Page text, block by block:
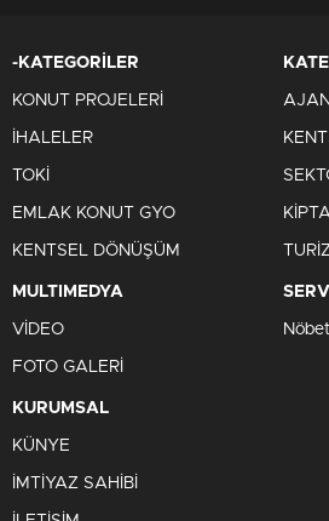
-KATEGORİLER
KONUT PROJELERİ
İHALELER
TOKİ
EMLAK KONUT GYO
KENTSEL DÖNÜŞÜM
MULTIMEDYA
VİDEO
FOTO GALERİ
KURUMSAL
KÜNYE
İMTİYAZ SAHİBİ